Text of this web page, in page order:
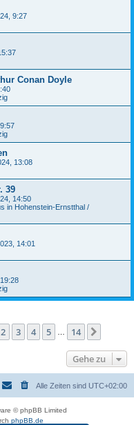
9:27
Conan Doyle
13:08
39
14:50
in Hohenstein-Ernstthal /
14:01
1von 14
2 3 4 5 14
Gehe zu
Alle Zeiten sind UTC+02:00
© phpBB Limited
phpBB.de